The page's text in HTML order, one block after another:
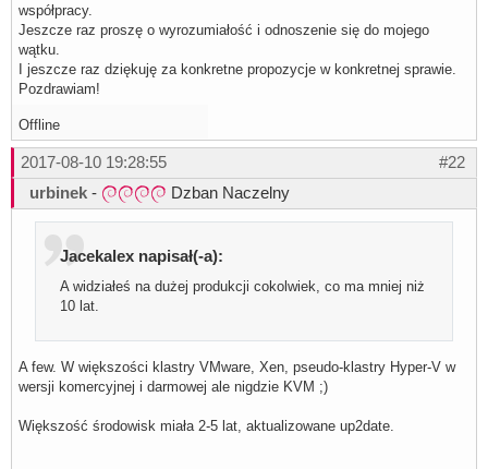
współpracy.
Jeszcze raz proszę o wyrozumiałość i odnoszenie się do mojego
wątku.
I jeszcze raz dziękuję za konkretne propozycje w konkretnej sprawie.
Pozdrawiam!
Offline
#22
2017-08-10 19:28:55
urbinek - Dzban Naczelny
Jacekalex napisał(-a):
A widziałeś na dużej produkcji cokolwiek, co ma mniej niż
10 lat.
A few. W większości klastry VMware, Xen, pseudo-klastry Hyper-V w
wersji komercyjnej i darmowej ale nigdzie KVM ;)
Większość środowisk miała 2-5 lat, aktualizowane up2date.